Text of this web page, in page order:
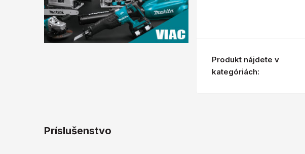
Produkt nájdete v
kategóriách:
Príslušenstvo